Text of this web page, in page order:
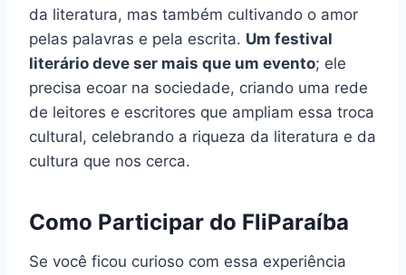
da literatura, mas também cultivando o amor
pelas palavras e pela escrita. Um festival
literário deve ser mais que um evento; ele
precisa ecoar na sociedade, criando uma rede
de leitores e escritores que ampliam essa troca
cultural, celebrando a riqueza da literatura e da
cultura que nos cerca.
Como Participar do FliParaíba
Se você ficou curioso com essa experiência